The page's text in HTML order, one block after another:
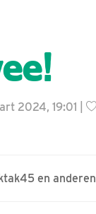
2024, 19:01 |
en anderen